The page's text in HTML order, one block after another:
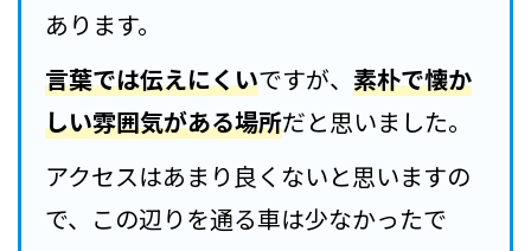
あります。
言葉では伝えにくいですが、 素朴で懐か
しい雰囲気がある場所だと思いました。
アクセスはあまり良くないと思いますの
で、この辺りを通る車は少なかったで